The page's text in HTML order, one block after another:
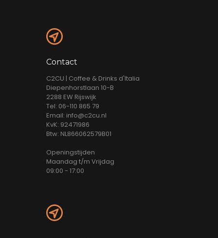
Contact
C2CU | Coffee & Drinks d'Italia
Diepenhorstlaan 10-B
2288 EW Rijswijk
Tel: 06-110 865 79
Email: info@c2cu.nl
KvK: 92471986
Btw: NL866062579B01
Openingstijden
Maandag t/m Vrijdag
09:00 - 17:00